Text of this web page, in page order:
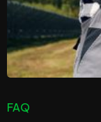
FAQ